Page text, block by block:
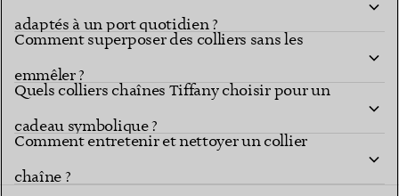
adaptés à un port quotidien ?
Comment superposer des colliers sans les
emmêler ?
Quels colliers chaînes Tiffany choisir pour un
cadeau symbolique ?
Comment entretenir et nettoyer un collier
chaîne ?